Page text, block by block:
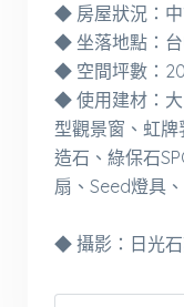
◆ 房屋狀況：
◆ 坐落地點：
◆ 空間坪數：
◆ 使用建材：大
型觀景窗、虹
造石、綠保石
扇、Seed燈具
◆ 攝影：日光